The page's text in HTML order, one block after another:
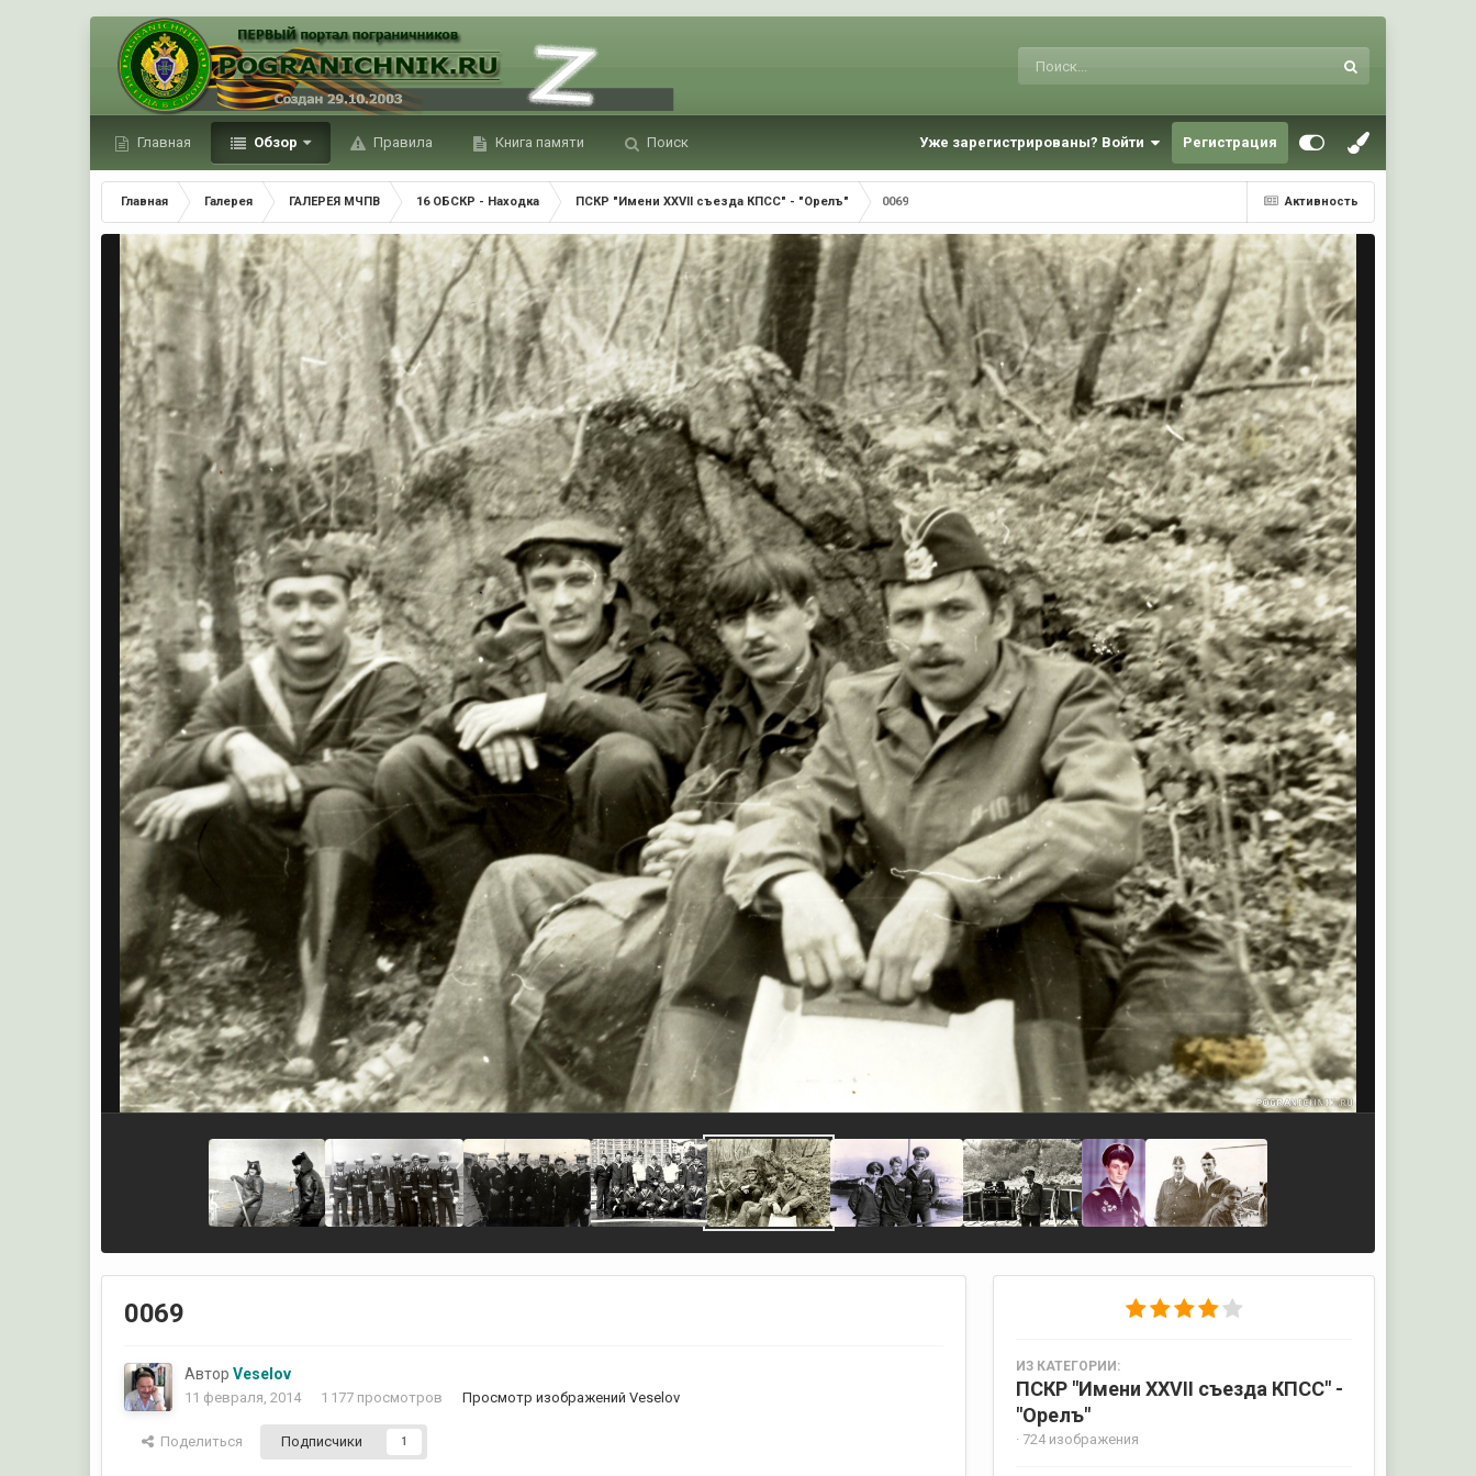
Главная Обзор Правила Книга памяти Поиск Уже зарегистрированы? Войти Регистрация
Активность
Главная Галерея ГАЛЕРЕЯ МЧПВ 16 ОБСКР - Находка ПСКР "Имени XXVII съезда КПСС" - "Орелъ" 0069
0069
АвторVeselov
11 февраля, 2014 1 177 просмотров Просмотр изображений Veselov
Поделиться Подписчики 1
ИЗ КАТЕГОРИИ:
ПСКР "Имени XXVII съезда КПСС" -
"Орелъ"
· 724 изображения